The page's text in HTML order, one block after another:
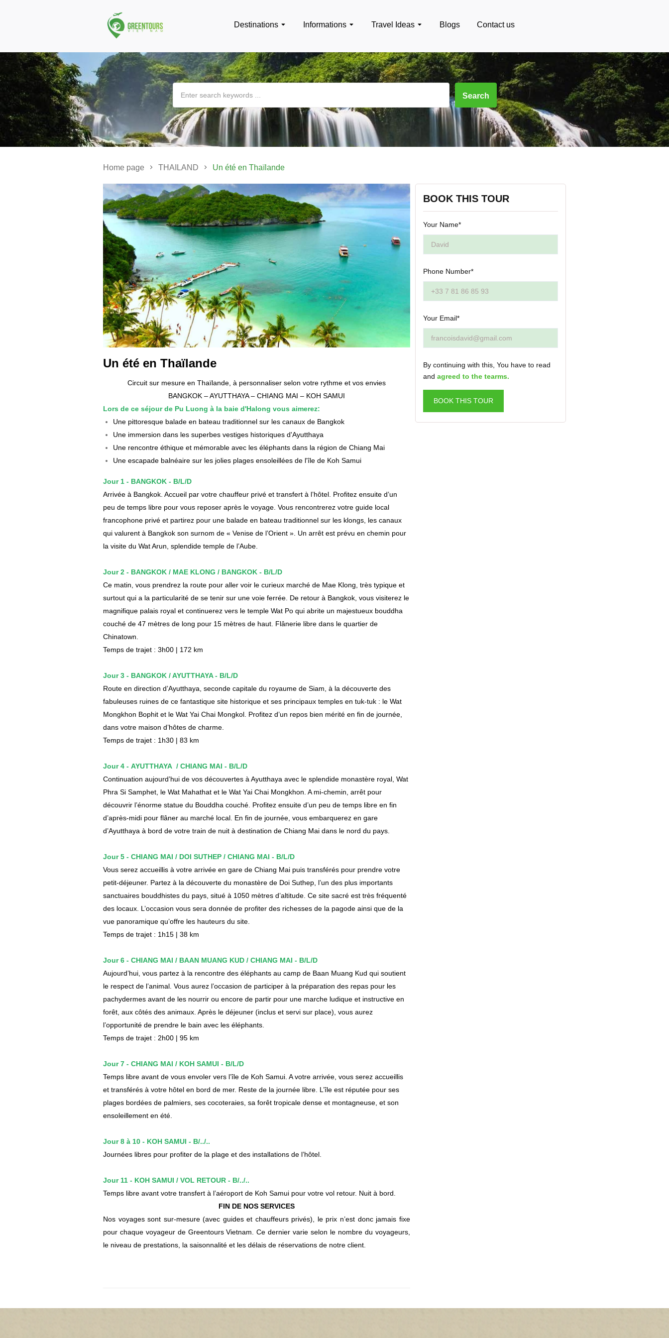
Destinations Informations Travel Ideas Blogs Contact us
Home page THAILAND Un été en Thaïlande
Un été en Thaïlande
Circuit sur mesure en Thaïlande, à personnaliser selon votre rythme et vos envies
BANGKOK – AYUTTHAYA – CHIANG MAI – KOH SAMUI
Lors de ce séjour de Pu Luong à la baie d'Halong vous aimerez:
Une pittoresque balade en bateau traditionnel sur les canaux de Bangkok
Une immersion dans les superbes vestiges historiques d'Ayutthaya
Une rencontre éthique et mémorable avec les éléphants dans la région de Chiang Mai
Une escapade balnéaire sur les jolies plages ensoleillées de l'île de Koh Samui
Jour 1 - BANGKOK - B/L/D
Arrivée à Bangkok. Accueil par votre chauffeur privé et transfert à l’hôtel. Profitez ensuite d’un
peu de temps libre pour vous reposer après le voyage. Vous rencontrerez votre guide local
francophone privé et partirez pour une balade en bateau traditionnel sur les klongs, les canaux
qui valurent à Bangkok son surnom de « Venise de l’Orient ». Un arrêt est prévu en chemin pour
la visite du Wat Arun, splendide temple de l’Aube.
Jour 2 - BANGKOK / MAE KLONG / BANGKOK - B/L/D
Ce matin, vous prendrez la route pour aller voir le curieux marché de Mae Klong, très typique et
surtout qui a la particularité de se tenir sur une voie ferrée. De retour à Bangkok, vous visiterez le
magnifique palais royal et continuerez vers le temple Wat Po qui abrite un majestueux bouddha
couché de 47 mètres de long pour 15 mètres de haut. Flânerie libre dans le quartier de
Chinatown.
Temps de trajet : 3h00 | 172 km
Jour 3 - BANGKOK / AYUTTHAYA - B/L/D
Route en direction d’Ayutthaya, seconde capitale du royaume de Siam, à la découverte des
fabuleuses ruines de ce fantastique site historique et ses principaux temples en tuk-tuk : le Wat
Mongkhon Bophit et le Wat Yai Chai Mongkol. Profitez d’un repos bien mérité en fin de journée,
dans votre maison d’hôtes de charme.
Temps de trajet : 1h30 | 83 km
Jour 4 - AYUTTHAYA / CHIANG MAI - B/L/D
Continuation aujourd’hui de vos découvertes à Ayutthaya avec le splendide monastère royal, Wat
Phra Si Samphet, le Wat Mahathat et le Wat Yai Chai Mongkhon. A mi-chemin, arrêt pour
découvrir l’énorme statue du Bouddha couché. Profitez ensuite d’un peu de temps libre en fin
d’après-midi pour flâner au marché local. En fin de journée, vous embarquerez en gare
d’Ayutthaya à bord de votre train de nuit à destination de Chiang Mai dans le nord du pays.
Jour 5 - CHIANG MAI / DOI SUTHEP / CHIANG MAI - B/L/D
Vous serez accueillis à votre arrivée en gare de Chiang Mai puis transférés pour prendre votre
petit-déjeuner. Partez à la découverte du monastère de Doi Suthep, l’un des plus importants
sanctuaires bouddhistes du pays, situé à 1050 mètres d’altitude. Ce site sacré est très fréquenté
des locaux. L’occasion vous sera donnée de profiter des richesses de la pagode ainsi que de la
vue panoramique qu’offre les hauteurs du site.
Temps de trajet : 1h15 | 38 km
Jour 6 - CHIANG MAI / BAAN MUANG KUD / CHIANG MAI - B/L/D
Aujourd’hui, vous partez à la rencontre des éléphants au camp de Baan Muang Kud qui soutient
le respect de l’animal. Vous aurez l’occasion de participer à la préparation des repas pour les
pachydermes avant de les nourrir ou encore de partir pour une marche ludique et instructive en
forêt, aux côtés des animaux. Après le déjeuner (inclus et servi sur place), vous aurez
l’opportunité de prendre le bain avec les éléphants.
Temps de trajet : 2h00 | 95 km
Jour 7 - CHIANG MAI / KOH SAMUI - B/L/D
Temps libre avant de vous envoler vers l’île de Koh Samui. A votre arrivée, vous serez accueillis
et transférés à votre hôtel en bord de mer. Reste de la journée libre. L’île est réputée pour ses
plages bordées de palmiers, ses cocoteraies, sa forêt tropicale dense et montagneuse, et son
ensoleillement en été.
Jour 8 à 10 - KOH SAMUI - B/../..
Journées libres pour profiter de la plage et des installations de l’hôtel.
Jour 11 - KOH SAMUI / VOL RETOUR - B/../..
Temps libre avant votre transfert à l’aéroport de Koh Samui pour votre vol retour. Nuit à bord.
FIN DE NOS SERVICES
Nos voyages sont sur-mesure (avec guides et chauffeurs privés), le prix n’est donc jamais fixe
pour chaque voyageur de Greentours Vietnam. Ce dernier varie selon le nombre du voyageurs,
le niveau de prestations, la saisonnalité et les délais de réservations de notre client.
BOOK THIS TOUR
Your Name*
Phone Number*
Your Email*
By continuing with this, You have to read
and agreed to the tearms.
BOOK THIS TOUR
Search